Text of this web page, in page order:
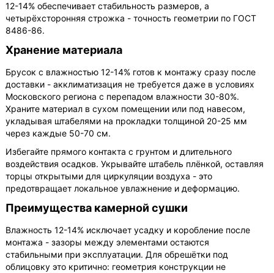
12-14% обеспечивает стабильность размеров, а
четырёхсторонняя строжка - точность геометрии по ГОСТ
8486-86.
Хранение материала
Брусок с влажностью 12-14% готов к монтажу сразу после
доставки - акклиматизация не требуется даже в условиях
Московского региона с перепадом влажности 30-80%.
Храните материал в сухом помещении или под навесом,
укладывая штабелями на прокладки толщиной 20-25 мм
через каждые 50-70 см.
Избегайте прямого контакта с грунтом и длительного
воздействия осадков. Укрывайте штабель плёнкой, оставляя
торцы открытыми для циркуляции воздуха - это
предотвращает локальное увлажнение и деформацию.
Преимущества камерной сушки
Влажность 12-14% исключает усадку и коробление после
монтажа - зазоры между элементами остаются
стабильными при эксплуатации. Для обрешётки под
облицовку это критично: геометрия конструкции не